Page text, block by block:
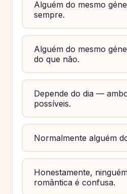
Alguém do mesmo
sempre.
Alguém do mesmo
do que não.
Depende do dia —
possíveis.
Normalmente alguém
Honestamente,
romântica é confusa.